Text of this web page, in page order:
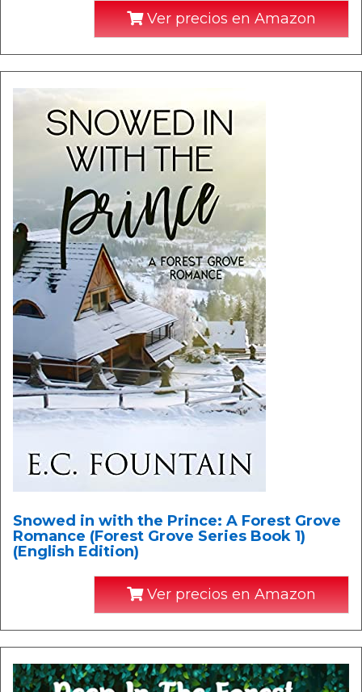
Ver precios en Amazon
Snowed in with the Prince: A Forest Grove
Romance (Forest Grove Series Book 1)
(English Edition)
Ver precios en Amazon